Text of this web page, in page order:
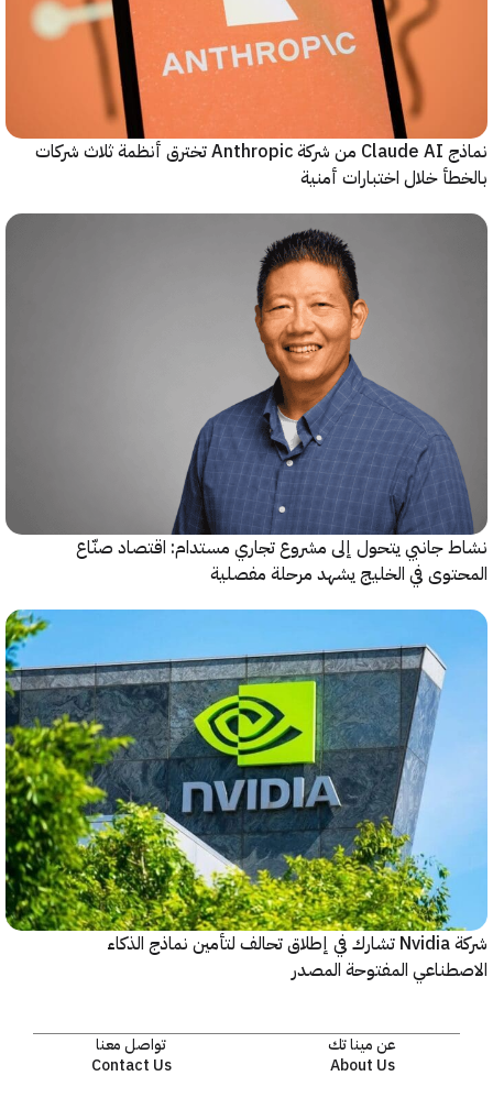
نماذج Claude AI من شركة Anthropic تخترق أنظمة ثلاث شركات
خلال اختبارات أمنية
جانبي يتحول إلى مشروع تجاري مستدام: اقتصاد صنّاع
في الخليج يشهد مرحلة مفصلية
شركة Nvidia تشارك في إطلاق تحالف لتأمين نماذج الذكاء
المفتوحة المصدر
عن مينا تك
About Us
تواصل معنا
Contact Us